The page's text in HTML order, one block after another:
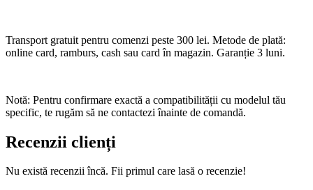
Transport gratuit pentru comenzi peste 300 lei. Metode de plată:
online card, ramburs, cash sau card în magazin. Garanție 3 luni.
Notă: Pentru confirmare exactă a compatibilității cu modelul tău
specific, te rugăm să ne contactezi înainte de comandă.
Recenzii clienți
Nu există recenzii încă. Fii primul care lasă o recenzie!